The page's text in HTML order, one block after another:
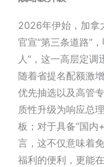
2026年伊始，加拿
官宣“第三条道路”
人”，这一高层定调
随着省提名配额激
优先抽选以及高管
质性升级为响应总
板；对于具备“国内
言，这不仅意味着
福利的便利，更能